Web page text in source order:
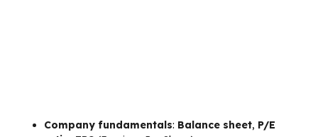
Company fundamentals: Balance sheet, P/E